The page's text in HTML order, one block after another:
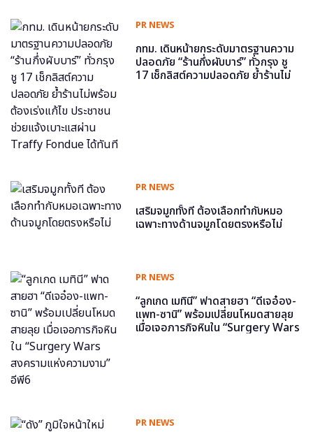
PR NEWS
กทม. เดินหน้ายกระดับมาตรฐานความ
ปลอดภัย “ร้านกึ่งผับบาร์” ทั่วกรุง ชู
17 เช็กลิสต์ความปลอดภัย ย้ำร้านไม่
PR NEWS
เสริมจมูกทั้งที ต้องเลือกทำกับหมอ
เฉพาะทางด้านจมูกโดยตรงหรือไม่
PR NEWS
“ลูกเกด เมทินี” ฟาดสายฮา “ดีเจอ๋อง-
แพท-ซานิ” พร้อมเปลี่ยนโหมดสายลุย
เมื่อเจอภารกิจหินใน “Surgery Wars
PR NEWS